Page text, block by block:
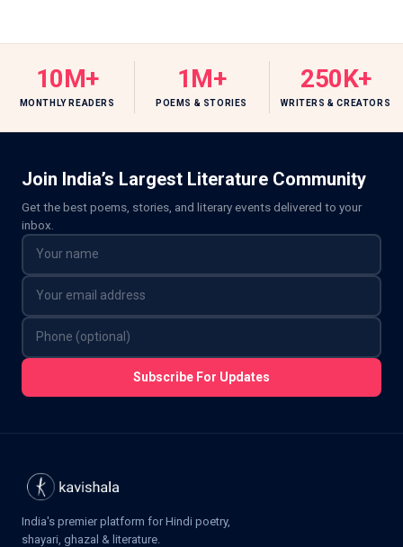
10M+
MONTHLY READERS
1M+
POEMS & STORIES
250K+
WRITERS & CREATORS
Join India’s Largest Literature Community
Get the best poems, stories, and literary events delivered to your
inbox.
Subscribe For Updates
India's premier platform for Hindi poetry,
shayari, ghazal & literature.